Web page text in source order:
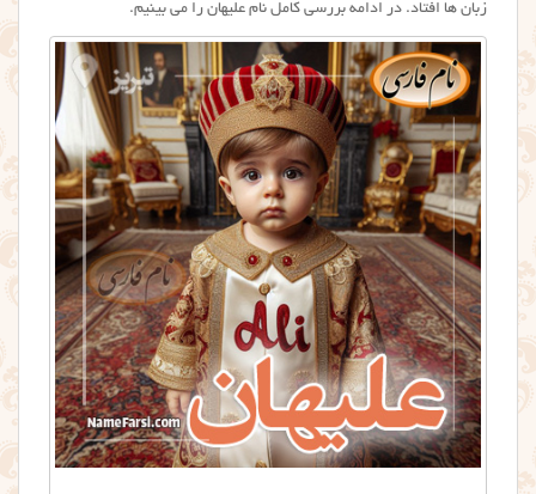
زبان ها افتاد. در ادامه بررسی کامل نام علیهان را می بینیم.